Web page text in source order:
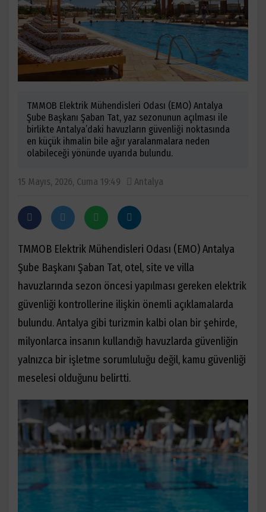
TMMOB Elektrik Mühendisleri Odası (EMO) Antalya
Şube Başkanı Şaban Tat, yaz sezonunun açılması ile
birlikte Antalya’daki havuzların güvenliği noktasında
en küçük ihmalin bile ağır yaralanmalara neden
olabileceği yönünde uyarıda bulundu.
15 Mayıs, 2026, Cuma 19:49 Antalya
TMMOB Elektrik Mühendisleri Odası (EMO) Antalya
Şube Başkanı Şaban Tat, otel, site ve villa
havuzlarında sezon öncesi yapılması gereken elektrik
güvenliği kontrollerine ilişkin önemli açıklamalarda
bulundu. Antalya gibi turizmin kalbi olan bir şehirde,
milyonlarca insanın kullandığı havuzlarda güvenliğin
yalnızca bir işletme sorumluluğu değil, kamu güvenliği
meselesi olduğunu belirtti.